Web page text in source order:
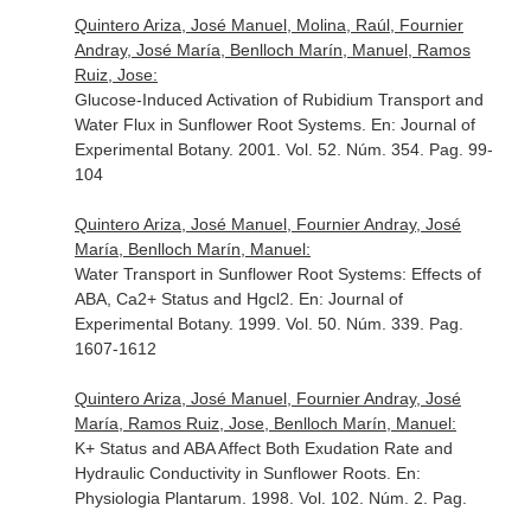
Quintero Ariza, José Manuel, Molina, Raúl, Fournier
Andray, José María, Benlloch Marín, Manuel, Ramos
Ruiz, Jose:
Glucose-Induced Activation of Rubidium Transport and
Water Flux in Sunflower Root Systems. En: Journal of
Experimental Botany. 2001. Vol. 52. Núm. 354. Pag. 99-
104
Quintero Ariza, José Manuel, Fournier Andray, José
María, Benlloch Marín, Manuel:
Water Transport in Sunflower Root Systems: Effects of
ABA, Ca2+ Status and Hgcl2. En: Journal of
Experimental Botany. 1999. Vol. 50. Núm. 339. Pag.
1607-1612
Quintero Ariza, José Manuel, Fournier Andray, José
María, Ramos Ruiz, Jose, Benlloch Marín, Manuel:
K+ Status and ABA Affect Both Exudation Rate and
Hydraulic Conductivity in Sunflower Roots. En:
Physiologia Plantarum . 1998. Vol. 102. Núm. 2. Pag.